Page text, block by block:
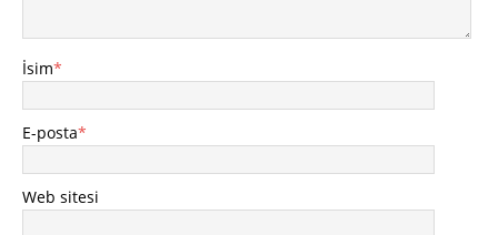
İsim*
E-posta*
Web sitesi